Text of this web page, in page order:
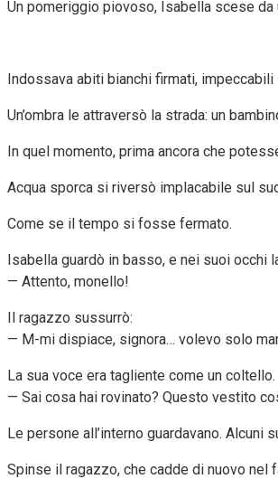
Un pomeriggio piovoso, Isabella scese da
Indossava abiti bianchi firmati,
Un’ombra le attraversò la strada: un
In quel momento, prima ancora che
Acqua sporca si riversò implacabile sul
Come se il tempo si fosse fermato.
Isabella guardò in basso, e nei suoi occhi
— Attento, monello!
Il ragazzo sussurrò:
— M-mi dispiace, signora… volevo solo
La sua voce era tagliente come un coltello.
— Sai cosa hai rovinato? Questo vestito
Le persone all’interno guardavano.
Spinse il ragazzo, che cadde di nuovo nel